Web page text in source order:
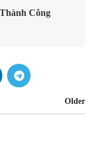
Công
Older